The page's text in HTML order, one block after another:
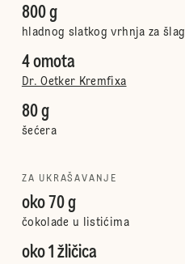
800 g
hladnog slatkog vrhnja za šlag
4 omota
Dr. Oetker Kremfixa
80 g
šećera
ZA UKRAŠAVANJE
oko 70 g
čokolade u listićima
oko 1 žličica